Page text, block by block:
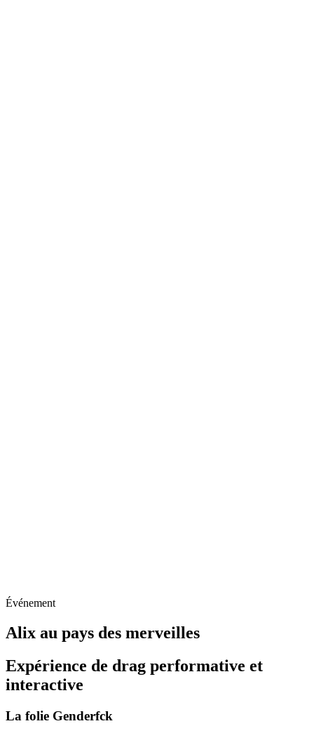
Événement
Alix au pays des merveilles
Expérience de drag performative et
interactive
La folie Genderfck